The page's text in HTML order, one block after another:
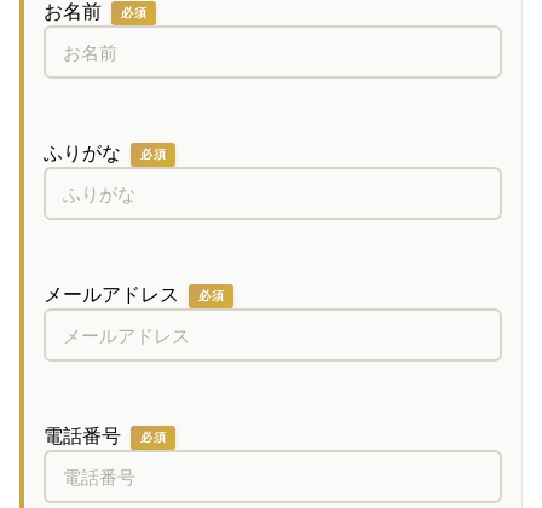
お名前 必須
ふりがな 必須
メールアドレス 必須
電話番号 必須